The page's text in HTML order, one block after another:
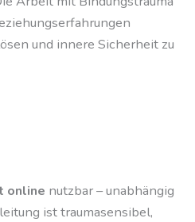
und innere Sicherheit zu
online nutzbar – unabhängig
ist traumasensibel,